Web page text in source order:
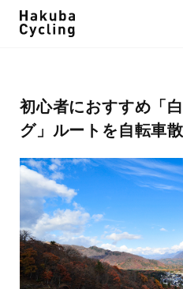
初心者におすすめ「
グ」ルートを自転車散